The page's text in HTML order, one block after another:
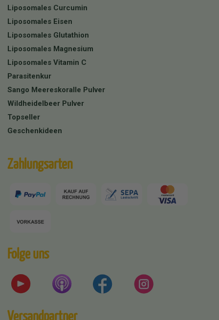
Liposomales Curcumin
Liposomales Eisen
Liposomales Glutathion
Liposomales Magnesium
Liposomales Vitamin C
Parasitenkur
Sango Meereskoralle Pulver
Wildheidelbeer Pulver
Topseller
Geschenkideen
Zahlungsarten
Folge uns
Versandpartner